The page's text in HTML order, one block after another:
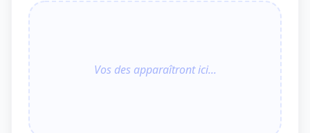
Vos des apparaîtront ici...